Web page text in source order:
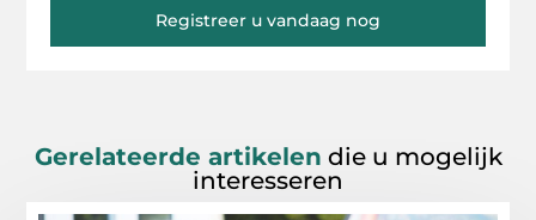
Registreer u vandaag nog
Gerelateerde artikelen die u mogelijk
interesseren